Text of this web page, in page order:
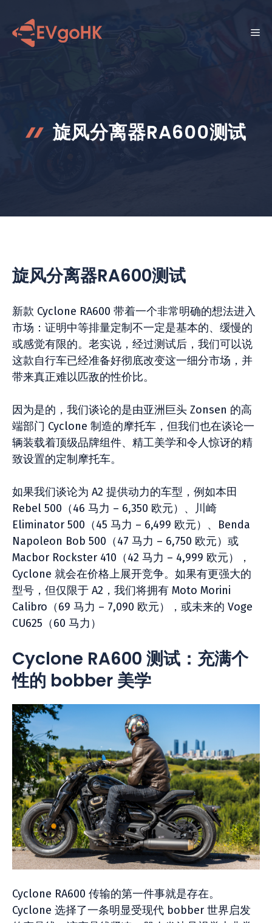
菜
旋风分离器RA600测试
旋风分离器RA600测试
新款 Cyclone RA600 带着一个非常明确的想法进入
市场：证明中等排量定制不一定是基本的、缓慢的
或感觉有限的。老实说，经过测试后，我们可以说
这款自行车已经准备好彻底改变这一细分市场，并
带来真正难以匹敌的性价比。
因为是的，我们谈论的是由亚洲巨头 Zonsen 的高
端部门 Cyclone 制造的摩托车，但我们也在谈论一
辆装载着顶级品牌组件、精工美学和令人惊讶的精
致设置的定制摩托车。
如果我们谈论为 A2 提供动力的车型，例如本田
Rebel 500（46 马力 – 6,350 欧元）、川崎
Eliminator 500（45 马力 – 6,499 欧元）、Benda
Napoleon Bob 500（47 马力 – 6,750 欧元）或
Macbor Rockster 410（42 马力 – 4,999 欧元），
Cyclone 就会在价格上展开竞争。如果有更强大的
型号，但仅限于 A2，我们将拥有 Moto Morini
Calibro（69 马力 – 7,090 欧元），或未来的 Voge
CU625（60 马力）
Cyclone RA600 测试：充满个
性的 bobber 美学
Cyclone RA600 传输的第一件事就是存在。
Cyclone 选择了一条明显受现代 bobber 世界启发